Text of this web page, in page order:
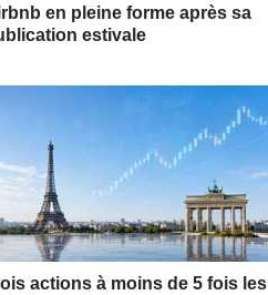
en pleine forme après sa
estivale
actions à moins de 5 fois les